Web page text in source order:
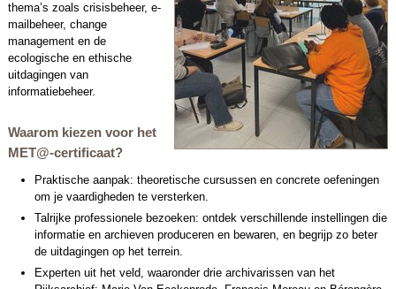
thema’s zoals crisisbeheer, e-
mailbeheer, change
management en de
ecologische en ethische
uitdagingen van
informatiebeheer.
Waarom kiezen voor het
MET@-certificaat?
Praktische aanpak: theoretische cursussen en concrete oefeningen
om je vaardigheden te versterken.
Talrijke professionele bezoeken: ontdek verschillende instellingen die
informatie en archieven produceren en bewaren, en begrijp zo beter
de uitdagingen op het terrein.
Experten uit het veld, waaronder drie archivarissen van het